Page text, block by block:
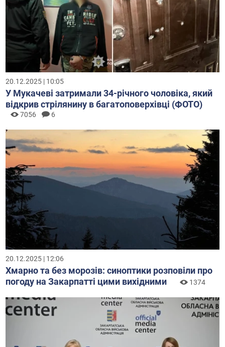
20.12.2025 | 10:05
У Мукачеві затримали 34-річного чоловіка, який
відкрив стрілянину в багатоповерхівці (ФОТО)
7056 6
20.12.2025 | 12:06
Хмарно та без морозів: синоптики розповіли про
погоду на Закарпатті цими вихідними
1374